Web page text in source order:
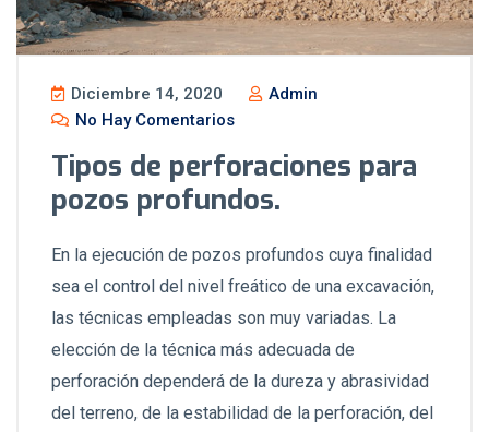
Diciembre 14, 2020
Admin
No Hay Comentarios
Tipos de perforaciones para
pozos profundos.
En la ejecución de pozos profundos cuya finalidad
sea el control del nivel freático de una excavación,
las técnicas empleadas son muy variadas. La
elección de la técnica más adecuada de
perforación dependerá de la dureza y abrasividad
del terreno, de la estabilidad de la perforación, del